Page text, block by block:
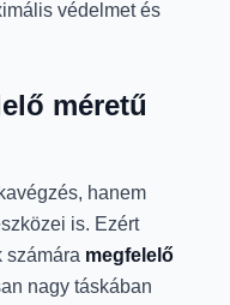
védelmet és
méretű
hanem
is. Ezért
számára megfelelő
nagy táskában